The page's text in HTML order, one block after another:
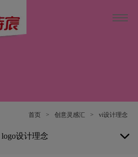
首页 > 创意灵感汇 > vi设计理念
logo设计理念